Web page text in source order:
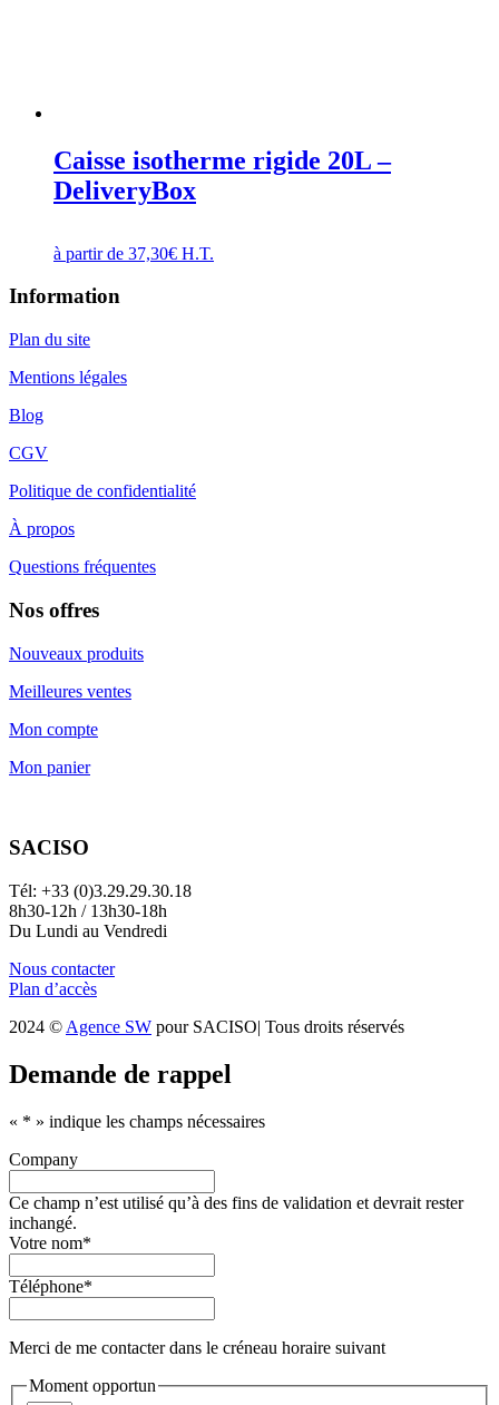
Caisse isotherme rigide 20L –
DeliveryBox
à partir de 37,30€ H.T.
Information
Plan du site
Mentions légales
Blog
CGV
Politique de confidentialité
À propos
Questions fréquentes
Nos offres
Nouveaux produits
Meilleures ventes
Mon compte
Mon panier
SACISO
Tél: +33 (0)3.29.29.30.18
8h30-12h / 13h30-18h
Du Lundi au Vendredi
Nous contacter
Plan d’accès
2024 © Agence SW pour SACISO| Tous droits réservés
Demande de rappel
« * » indique les champs nécessaires
Company
Ce champ n’est utilisé qu’à des fins de validation et devrait rester
inchangé.
Votre nom*
Téléphone*
Merci de me contacter dans le créneau horaire suivant
Moment opportun